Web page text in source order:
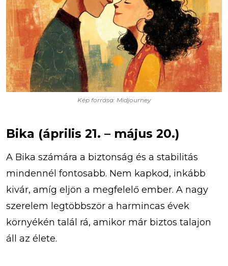
Kép forrása: Midjourney
Bika (április 21. – május 20.)
A Bika számára a biztonság és a stabilitás
mindennél fontosabb. Nem kapkod, inkább
kivár, amíg eljön a megfelelő ember. A nagy
szerelem legtöbbször a harmincas évek
környékén talál rá, amikor már biztos talajon
áll az élete.